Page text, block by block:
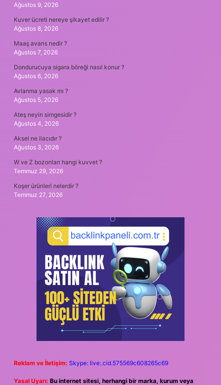
Ağustos 9, 2026
Kuver ücreti nereye şikayet edilir ?
Ağustos 8, 2026
Maaş avans nedir ?
Ağustos 7, 2026
Dondurucuya sigara böreği nasıl konur ?
Ağustos 6, 2026
Avlanma yasak mı ?
Ağustos 5, 2026
Ateş neyin simgesidir ?
Ağustos 4, 2026
Aksel ne ilacıdır ?
Ağustos 3, 2026
W ve Z bozonları hangi kuvvet ?
Temmuz 29, 2026
Koşer ürünleri nelerdir ?
Temmuz 27, 2026
Reklam ve İletişim: Skype: live:.cid.575569c608265c69
Yasal Uyarı: Bu internet sitesi, herhangi bir marka, kurum veya